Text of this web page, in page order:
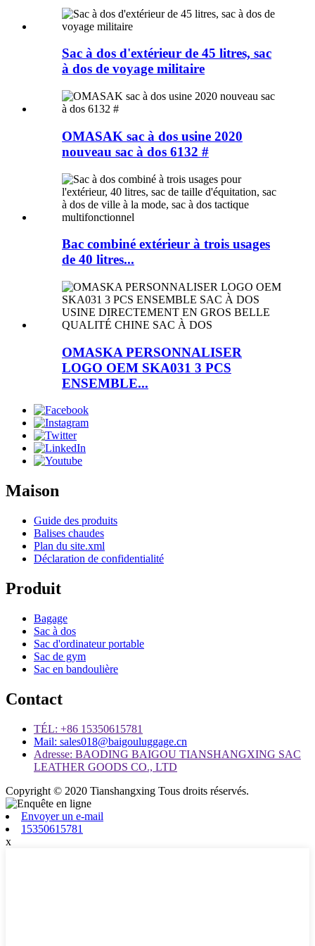
Sac à dos d'extérieur de 45 litres, sac
à dos de voyage militaire
OMASAK sac à dos usine 2020
nouveau sac à dos 6132 #
Bac combiné extérieur à trois usages
de 40 litres...
OMASKA PERSONNALISER
LOGO OEM SKA031 3 PCS
ENSEMBLE...
Maison
Guide des produits
Balises chaudes
Plan du site.xml
Déclaration de confidentialité
Produit
Bagage
Sac à dos
Sac d'ordinateur portable
Sac de gym
Sac en bandoulière
Contact
TÉL: +86 15350615781
Mail: sales018@baigouluggage.cn
Adresse: BAODING BAIGOU TIANSHANGXING SAC
LEATHER GOODS CO., LTD
Copyright © 2020 Tianshangxing Tous droits réservés.
Envoyer un e-mail
15350615781
x